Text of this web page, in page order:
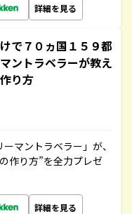
詳細を見る
で７０ヵ国１５９都
ントラベラーが教え
り方
マントラベラー」が、
作り方”を全力プレゼ
詳細を見る